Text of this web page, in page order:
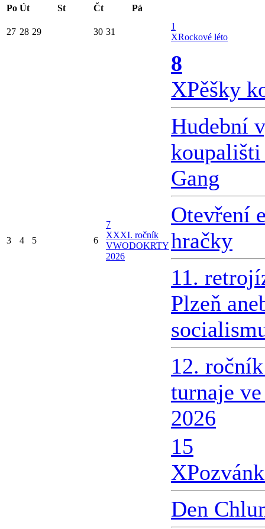
Po Út St Čt Pá
27 28 29 30 31
1
XRockové léto
3 4 5 6
7
XXXI. ročník
VWODOKRTY
2026
8
XPěšky
Hudební
Gang
Otevření
hračky
11.
Plzeň
12.
turnaje
2026
15
X
Den